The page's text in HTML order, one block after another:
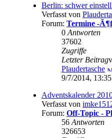
Berlin: schwer
Verfasst von
Forum: Termine -
0 Antworten
37602
Zugriffe
Letzter Beitrag
Plaudertasche
9/7/2014, 13:35
Adventskalender
Verfasst von
Forum: Off-Topic -
56 Antworten
326653